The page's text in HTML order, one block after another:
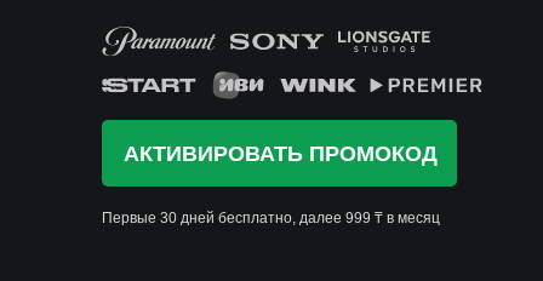
Первые 30 дней бесплатно, далее 999 ₸ в месяц
АКТИВИРОВАТЬ ПРОМОКОД